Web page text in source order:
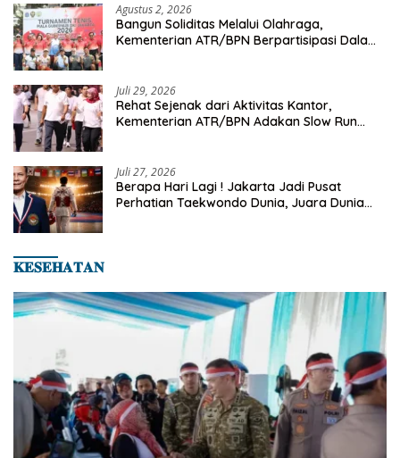
Agustus 2, 2026
Bangun Soliditas Melalui Olahraga,
Kementerian ATR/BPN Berpartisipasi Dalam
Juli 29, 2026
Rehat Sejenak dari Aktivitas Kantor,
Kementerian ATR/BPN Adakan Slow Run
Juli 27, 2026
Berapa Hari Lagi ! Jakarta Jadi Pusat
Perhatian Taekwondo Dunia, Juara Dunia
𝐊𝐄𝐒𝐄𝐇𝐀𝐓𝐀𝐍